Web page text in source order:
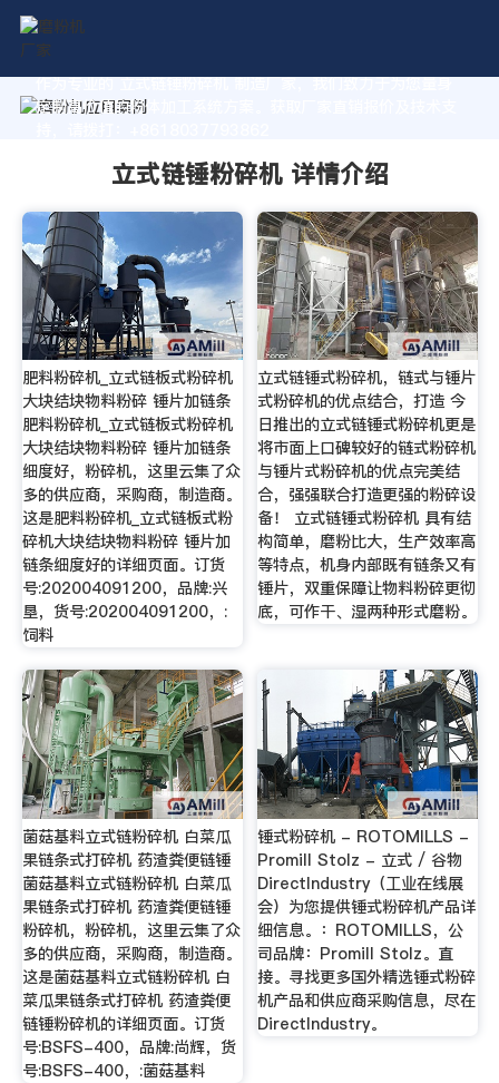
作为专业的 立式链锤粉碎机 制造厂家，我们致力于为您量身
定制高价值的粉体加工系统方案。获取厂家直销报价及技术支
立式链锤粉碎机 详情介绍
肥料粉碎机_立式链板式粉碎机
大块结块物料粉碎 锤片加链条
肥料粉碎机_立式链板式粉碎机
大块结块物料粉碎 锤片加链条
细度好，粉碎机，这里云集了众
多的供应商，采购商，制造商。
这是肥料粉碎机_立式链板式粉
碎机大块结块物料粉碎 锤片加
链条细度好的详细页面。订货
号:202004091200，品牌:兴
垦，货号:202004091200，:
饲料
立式链锤式粉碎机，链式与锤片
式粉碎机的优点结合，打造 今
日推出的立式链锤式粉碎机更是
将市面上口碑较好的链式粉碎机
与锤片式粉碎机的优点完美结
合，强强联合打造更强的粉碎设
备！ 立式链锤式粉碎机 具有结
构简单，磨粉比大，生产效率高
等特点，机身内部既有链条又有
锤片，双重保障让物料粉碎更彻
底，可作干、湿两种形式磨粉。
菌菇基料立式链粉碎机 白菜瓜
果链条式打碎机 药渣粪便链锤
菌菇基料立式链粉碎机 白菜瓜
果链条式打碎机 药渣粪便链锤
粉碎机，粉碎机，这里云集了众
多的供应商，采购商，制造商。
这是菌菇基料立式链粉碎机 白
菜瓜果链条式打碎机 药渣粪便
链锤粉碎机的详细页面。订货
号:BSFS-400，品牌:尚辉，货
号:BSFS-400，:菌菇基料
锤式粉碎机 - ROTOMILLS -
Promill Stolz - 立式 / 谷物
DirectIndustry（工业在线展
会）为您提供锤式粉碎机产品详
细信息。：ROTOMILLS，公
司品牌：Promill Stolz。直
接。寻找更多国外精选锤式粉碎
机产品和供应商采购信息，尽在
DirectIndustry。